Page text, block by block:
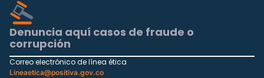
Denuncia aquí casos de fraude o
corrupción
Correo electrónico de línea ética
Lineaetica@positiva.gov.co